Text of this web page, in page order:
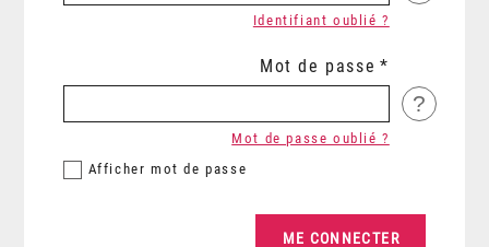
Identifiant oublié ?
Mot de passe
?
Afficher mot de passe
Mot de passe oublié ?